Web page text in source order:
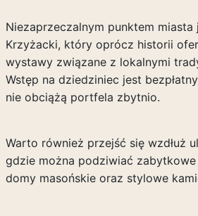
Niezaprzeczalnym punktem miasta
Krzyżacki, który oprócz historii
wystawy związane z lokalnymi
Wstęp na dziedziniec jest
nie obciążą portfela zbytnio.
Warto również przejść się wzdłuż
gdzie można podziwiać
domy masońskie oraz stylowe